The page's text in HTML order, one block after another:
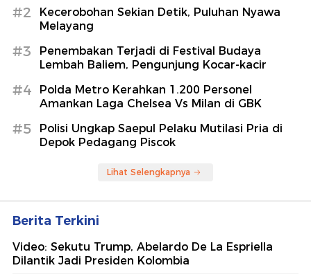
#2
Kecerobohan Sekian Detik, Puluhan Nyawa
Melayang
#3
Penembakan Terjadi di Festival Budaya
Lembah Baliem, Pengunjung Kocar-kacir
#4
Polda Metro Kerahkan 1.200 Personel
Amankan Laga Chelsea Vs Milan di GBK
#5
Polisi Ungkap Saepul Pelaku Mutilasi Pria di
Depok Pedagang Piscok
Lihat Selengkapnya
Berita Terkini
Video: Sekutu Trump, Abelardo De La Espriella
Dilantik Jadi Presiden Kolombia